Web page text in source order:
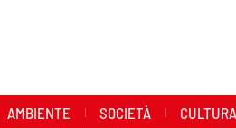
AMBIENTE SOCIETÀ CULTURA